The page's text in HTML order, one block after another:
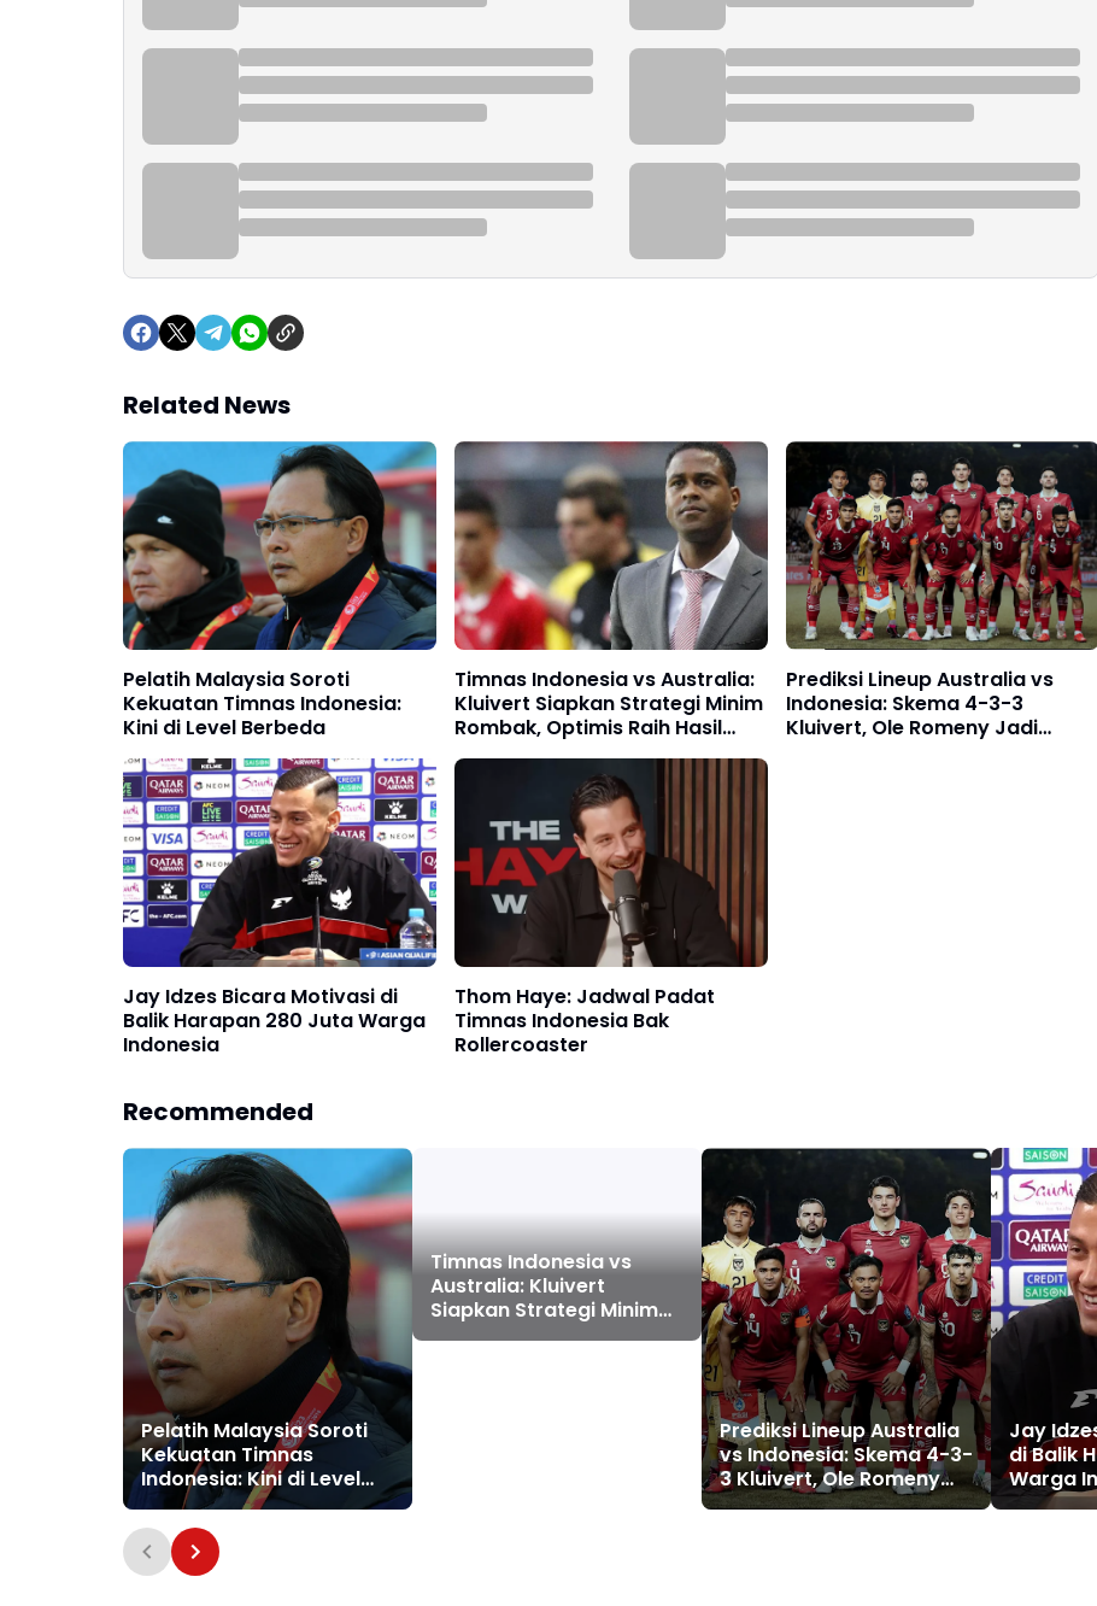
Related News
Pelatih Malaysia Soroti
Kekuatan Timnas Indonesia:
Kini di Level Berbeda
Timnas Indonesia vs Australia:
Kluivert Siapkan Strategi Minim
Rombak, Optimis Raih Hasil
Positif
Prediksi Lineup Australia vs
Indonesia: Skema 4-3-3
Kluivert, Ole Romeny Jadi
Jay Idzes Bicara Motivasi di
Balik Harapan 280 Juta Warga
Indonesia
Thom Haye: Jadwal Padat
Timnas Indonesia Bak
Rollercoaster
Recommended
Pelatih Malaysia Soroti
Kekuatan Timnas
Indonesia: Kini di Level
Berbeda
Timnas Indonesia vs
Australia: Kluivert
Siapkan Strategi Minim
Rombak, Optimis Raih
Prediksi Lineup Australia
vs Indonesia: Skema 4-3-
3 Kluivert, Ole Romeny
Jadi Andalan
Jay
di Balik
Warga